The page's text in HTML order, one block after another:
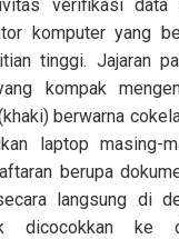
verifikasi data
komputer yang
tinggi. Jajaran
kompak
berwarna
laptop masing-
berupa
langsung di
dicocokkan ke